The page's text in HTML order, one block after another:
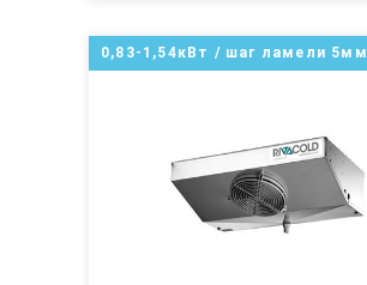
0,83-1,54кВт / шаг ламели 5мм